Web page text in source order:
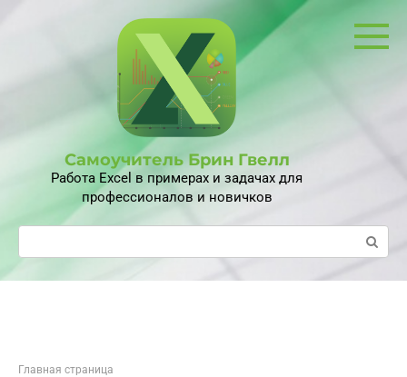
Самоучитель Брин Гвелл
Работа Excel в примерах и задачах для
профессионалов и новичков
Поиск:
Главная страница